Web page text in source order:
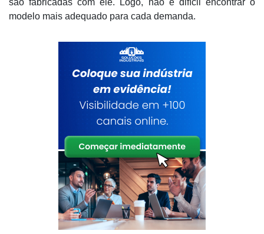
são fabricadas com ele. Logo, não é difícil encontrar o
modelo mais adequado para cada demanda.